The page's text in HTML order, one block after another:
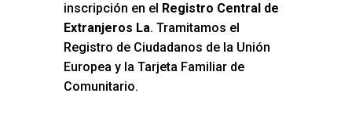
inscripción en el Registro Central de
Extranjeros La. Tramitamos el
Registro de Ciudadanos de la Unión
Europea y la Tarjeta Familiar de
Comunitario.